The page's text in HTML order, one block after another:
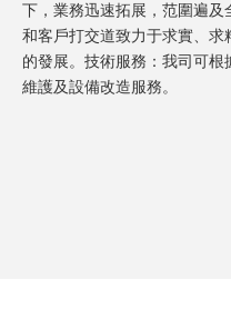
下，業務迅速拓展，范圍遍及
和客戶打交道致力于求實、
的發展。技術服務：我司可
維護及設備改造服務。